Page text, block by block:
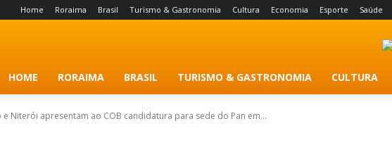
Home Roraima Brasil Turismo & Gastronomia Cultura Economia Esporte Saúde
HOME RORAIMA BRASIL TURISMO & GASTRONOMIA CULTURA
e Niterói apresentam ao COB candidatura para sede do Pan em...